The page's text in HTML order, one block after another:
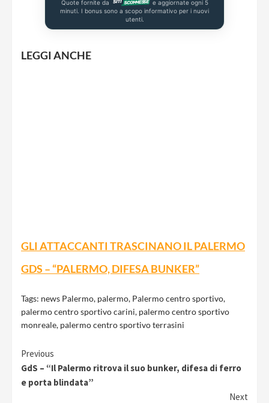
Quote fornite da
e aggiornate ogni 5
minuti. I bonus sono a scopo informativo per i nuovi
utenti.
LEGGI ANCHE
GLI ATTACCANTI TRASCINANO IL PALERMO
GDS – “PALERMO, DIFESA BUNKER”
Tags: news Palermo, palermo, Palermo centro sportivo,
palermo centro sportivo carini, palermo centro sportivo
monreale, palermo centro sportivo terrasini
Continue
Reading
Previous
GdS – “Il Palermo ritrova il suo bunker, difesa di ferro
e porta blindata”
Next